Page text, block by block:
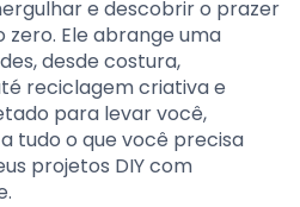
e descobrir o prazer
Ele abrange uma
desde costura,
reciclagem criativa e
para levar você,
tudo o que você precisa
projetos DIY com